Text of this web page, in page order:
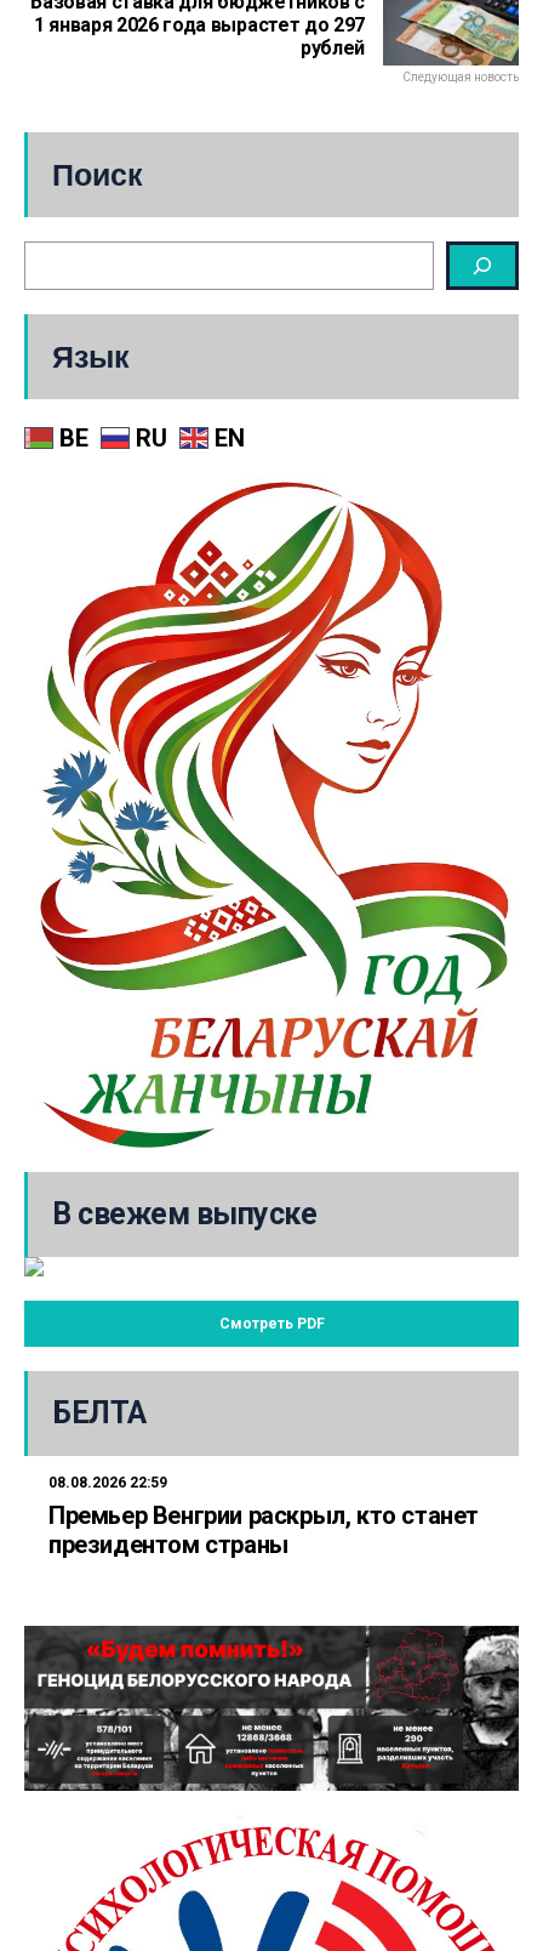
1 января 2026 года вырастет до 297
рублей
Следующая новость
Поиск
Язык
BE RU EN
В свежем выпуске
Смотреть PDF
БЕЛТА
08.08.2026 22:59
Премьер Венгрии раскрыл, кто станет
президентом страны